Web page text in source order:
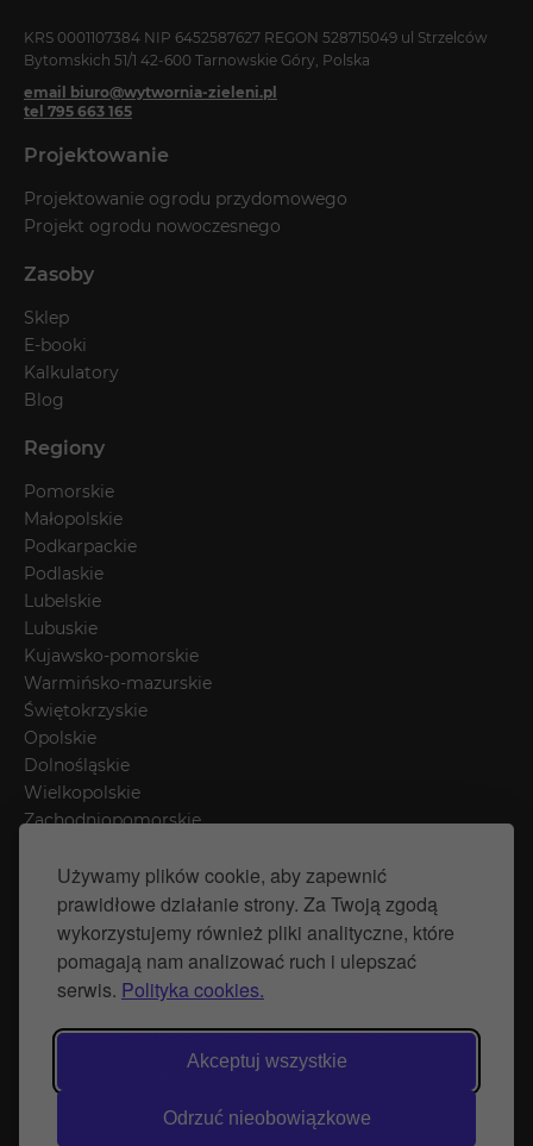
Używamy plików cookie, aby zapewnić
prawidłowe działanie strony. Za Twoją zgodą
wykorzystujemy również pliki analityczne, które
pomagają nam analizować ruch i ulepszać
serwis. Polityka cookies.
Akceptuj wszystkie
Odrzuć nieobowiązkowe
KRS 0001107384 NIP 6452587627 REGON 528715049 ul Strzelców
Bytomskich 51/1 42-600 Tarnowskie Góry, Polska
email biuro@wytwornia-zieleni.pl
tel 795 663 165
Projektowanie
Projektowanie ogrodu przydomowego
Projekt ogrodu nowoczesnego
Zasoby
Sklep
E-booki
Kalkulatory
Blog
Regiony
Pomorskie
Małopolskie
Podkarpackie
Podlaskie
Lubelskie
Lubuskie
Kujawsko-pomorskie
Warmińsko-mazurskie
Świętokrzyskie
Opolskie
Dolnośląskie
Wielkopolskie
Zachodniopomorskie
Mazowieckie
Śląskie
© Wytwórnia Zieleni 2026
Polityka prywatności
Polityka Cookies
Strona stworzona przez Naprawimyfirme.pl